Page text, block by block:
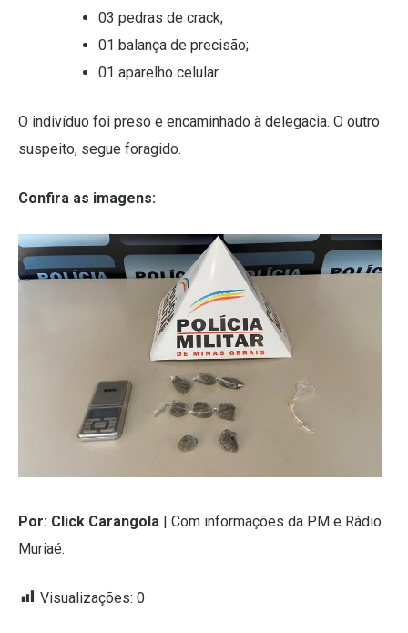
03 pedras de crack;
01 balança de precisão;
01 aparelho celular.
O indivíduo foi preso e encaminhado à delegacia. O outro
suspeito, segue foragido.
Confira as imagens:
Por: Click Carangola | Com informações da PM e Rádio
Muriaé.
Visualizações: 0